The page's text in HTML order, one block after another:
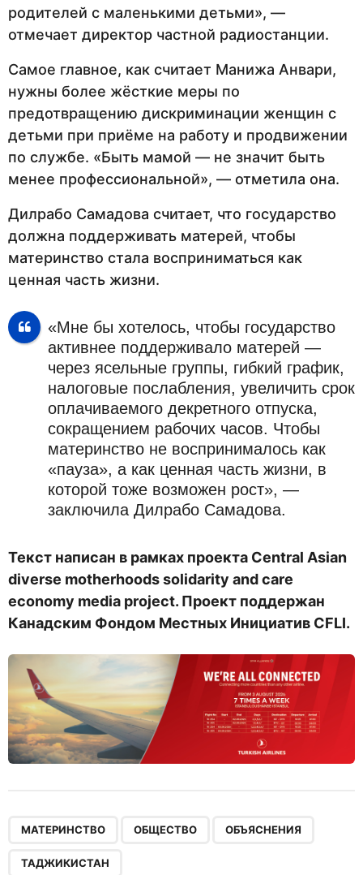
родителей с маленькими детьми», —
отмечает директор частной радиостанции.
Самое главное, как считает Манижа Анвари,
нужны более жёсткие меры по
предотвращению дискриминации женщин с
детьми при приёме на работу и продвижении
по службе. «Быть мамой — не значит быть
менее профессиональной», — отметила она.
Дилрабо Самадова считает, что государство
должна поддерживать матерей, чтобы
материнство стала восприниматься как
ценная часть жизни.
«Мне бы хотелось, чтобы государство
активнее поддерживало матерей —
через ясельные группы, гибкий график,
налоговые послабления, увеличить срок
оплачиваемого декретного отпуска,
сокращением рабочих часов. Чтобы
материнство не воспринималось как
«пауза», а как ценная часть жизни, в
которой тоже возможен рост», —
заключила Дилрабо Самадова.
Текст написан в рамках проекта Central Asian
diverse motherhoods solidarity and care
economy media project. Проект поддержан
Канадским Фондом Местных Инициатив CFLI.
МАТЕРИНСТВО ОБЩЕСТВО ОБЪЯСНЕНИЯ
ТАДЖИКИСТАН